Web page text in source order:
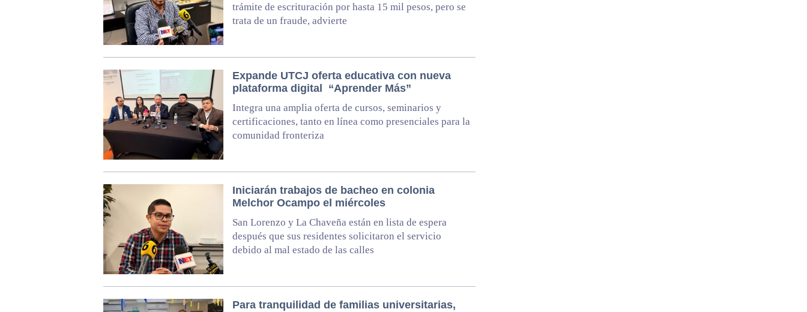
trámite de escrituración por hasta 15 mil pesos, pero se
trata de un fraude, advierte
Expande UTCJ oferta educativa con nueva
plataforma digital “Aprender Más”
Integra una amplia oferta de cursos, seminarios y
certificaciones, tanto en línea como presenciales para la
comunidad fronteriza
Iniciarán trabajos de bacheo en colonia
Melchor Ocampo el miércoles
San Lorenzo y La Chaveña están en lista de espera
después que sus residentes solicitaron el servicio
debido al mal estado de las calles
Para tranquilidad de familias universitarias,